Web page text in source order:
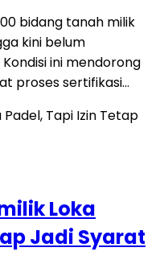
bidang tanah milik
kini belum
ini mendorong
proses sertifikasi…
Loka
Jadi Syarat